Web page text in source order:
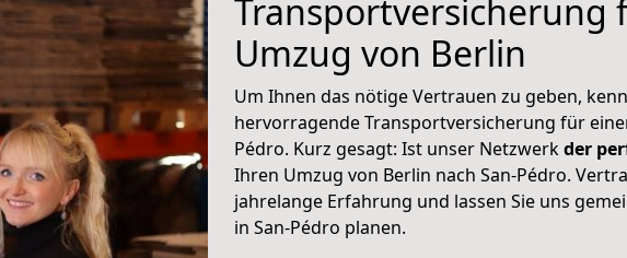
Transportversicherung
Umzug von Berlin
Um Ihnen das nötige Vertrauen zu geben,
hervorragende Transportversicherung für
Pédro. Kurz gesagt: Ist unser Netzwerkder
Ihren Umzug von Berlin nach San-Pédro.
jahrelange Erfahrung und lassen Sie uns
in San-Pédro planen.